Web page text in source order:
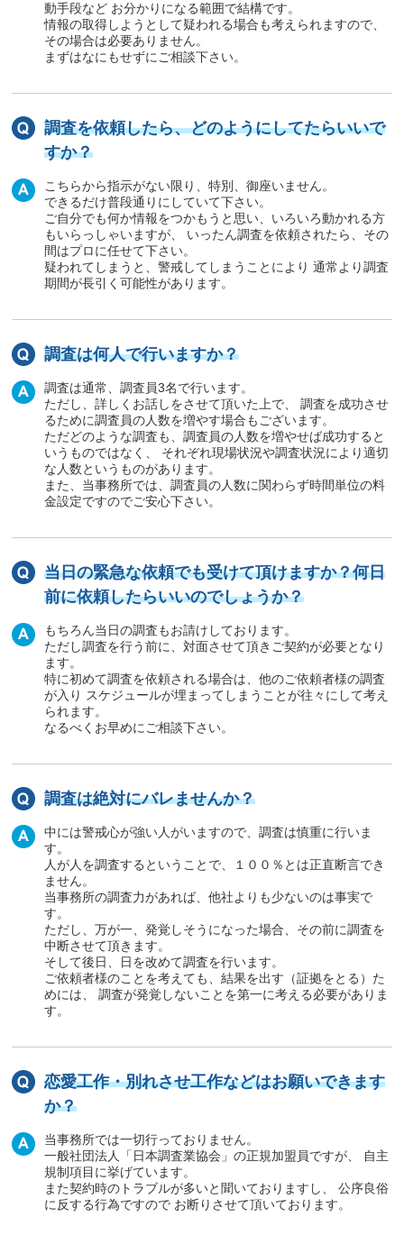
動手段など お分かりになる範囲で結構です。
情報の取得しようとして疑われる場合も考えられますので、
その場合は必要ありません。
まずはなにもせずにご相談下さい。
調査を依頼したら、どのようにしてたらいいで
すか？
こちらから指示がない限り、特別、御座いません。
できるだけ普段通りにしていて下さい。
ご自分でも何か情報をつかもうと思い、いろいろ動かれる方
もいらっしゃいますが、 いったん調査を依頼されたら、その
間はプロに任せて下さい。
疑われてしまうと、警戒してしまうことにより 通常より調査
期間が長引く可能性があります。
調査は何人で行いますか？
調査は通常、調査員3名で行います。
ただし、詳しくお話しをさせて頂いた上で、 調査を成功させ
るために調査員の人数を増やす場合もございます。
ただどのような調査も、調査員の人数を増やせば成功すると
いうものではなく、 それぞれ現場状況や調査状況により適切
な人数というものがあります。
また、当事務所では、調査員の人数に関わらず時間単位の料
金設定ですのでご安心下さい。
当日の緊急な依頼でも受けて頂けますか？何日
前に依頼したらいいのでしょうか？
もちろん当日の調査もお請けしております。
ただし調査を行う前に、対面させて頂きご契約が必要となり
ます。
特に初めて調査を依頼される場合は、他のご依頼者様の調査
が入り スケジュールが埋まってしまうことが往々にして考え
られます。
なるべくお早めにご相談下さい。
調査は絶対にバレませんか？
中には警戒心が強い人がいますので、調査は慎重に行いま
す。
人が人を調査するということで、１００％とは正直断言でき
ません。
当事務所の調査力があれば、他社よりも少ないのは事実で
す。
ただし、万が一、発覚しそうになった場合、その前に調査を
中断させて頂きます。
そして後日、日を改めて調査を行います。
ご依頼者様のことを考えても、結果を出す（証拠をとる）た
めには、 調査が発覚しないことを第一に考える必要がありま
す。
恋愛工作・別れさせ工作などはお願いできます
か？
当事務所では一切行っておりません。
一般社団法人「日本調査業協会」の正規加盟員ですが、 自主
規制項目に挙げています。
また契約時のトラブルが多いと聞いておりますし、 公序良俗
に反する行為ですので お断りさせて頂いております。